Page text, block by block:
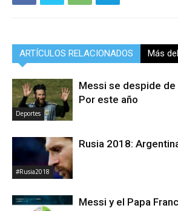
ARTÍCULOS RELACIONADOS Más
Deportes
Messi se despide
Por este año
#Rusia2018
Rusia 2018:
Messi y el Papa